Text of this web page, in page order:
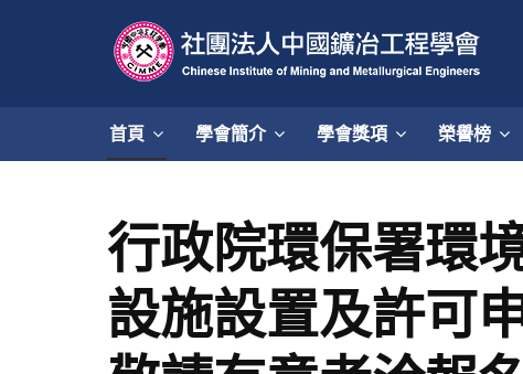
首頁 學會簡介 學會獎項 榮譽榜
行政院環保署環
設施設置及許可